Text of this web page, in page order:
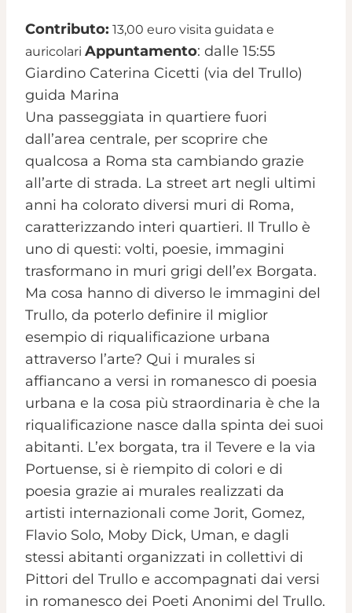
Contributo: 13,00 euro visita guidata e
auricolari Appuntamento: dalle 15:55
Giardino Caterina Cicetti (via del Trullo)
guida Marina
Una passeggiata in quartiere fuori
dall’area centrale, per scoprire che
qualcosa a Roma sta cambiando grazie
all’arte di strada. La street art negli ultimi
anni ha colorato diversi muri di Roma,
caratterizzando interi quartieri. Il Trullo è
uno di questi: volti, poesie, immagini
trasformano in muri grigi dell’ex Borgata.
Ma cosa hanno di diverso le immagini del
Trullo, da poterlo definire il miglior
esempio di riqualificazione urbana
attraverso l’arte? Qui i murales si
affiancano a versi in romanesco di poesia
urbana e la cosa più straordinaria è che la
riqualificazione nasce dalla spinta dei suoi
abitanti. L’ex borgata, tra il Tevere e la via
Portuense, si è riempito di colori e di
poesia grazie ai murales realizzati da
artisti internazionali come Jorit, Gomez,
Flavio Solo, Moby Dick, Uman, e dagli
stessi abitanti organizzati in collettivi di
Pittori del Trullo e accompagnati dai versi
in romanesco dei Poeti Anonimi del Trullo.